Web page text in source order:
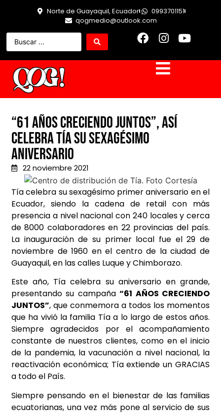
Norte de Guayaquil, Ecuador
0993701151
qogmedio@outlook.com
“61 Años creciendo juntos”, así
celebra Tía su sexagésimo
aniversario
22 noviembre 2021
Tía celebra su sexagésimo primer aniversario en el
Ecuador, siendo la cadena de retail con más
presencia a nivel nacional con 240 locales y cerca
de 8000 colaboradores en 22 provincias del país.
La inauguración de su primer local fue el 29 de
noviembre de 1960 en el centro de la ciudad de
Guayaquil, en las calles Luque y Chimborazo.
Este año, Tía celebra su aniversario en grande,
presentando su campaña“61 AÑOS CRECIENDO
JUNTOS”, que conmemora a todos los momentos
que ha vivió la familia Tía a lo largo de estos años.
Siempre agradecidos por el acompañamiento
constante de nuestros clientes, como en el inicio
de la pandemia, la vacunación a nivel nacional, la
reactivación económica; Tía extiende un GRACIAS
a todo el País.
Siempre pensando en el bienestar de las familias
ecuatorianas, una vez más pone al servicio de sus